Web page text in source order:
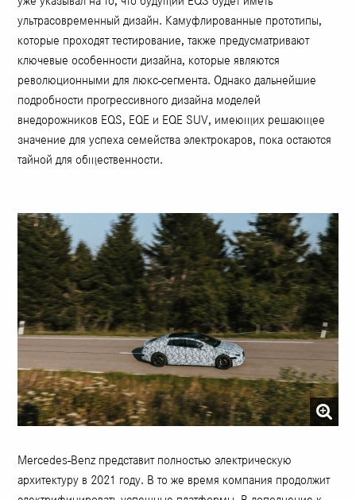
ультрасовременный дизайн. Камуфлированные прототипы,
которые проходят тестирование, также предусматривают
ключевые особенности дизайна, которые являются
революционными для люкс-сегмента. Однако дальнейшие
подробности прогрессивного дизайна моделей
внедорожников EQS, EQE и EQE SUV, имеющих решающее
значение для успеха семейства электрокаров, пока остаются
тайной для общественности.
Mercedes-Benz представит полностью электрическую
архитектуру в 2021 году. В то же время компания продолжит